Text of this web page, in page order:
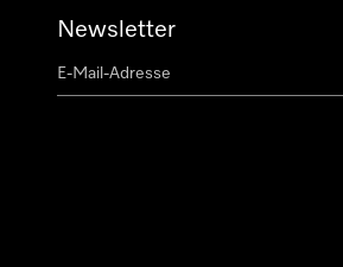
Newsletter